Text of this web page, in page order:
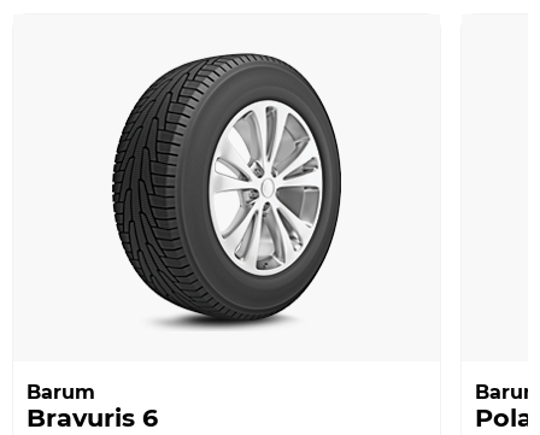
Barum
Bravuris 6